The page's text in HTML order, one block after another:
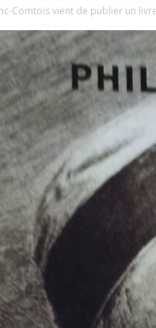
Comtois vient de publier un